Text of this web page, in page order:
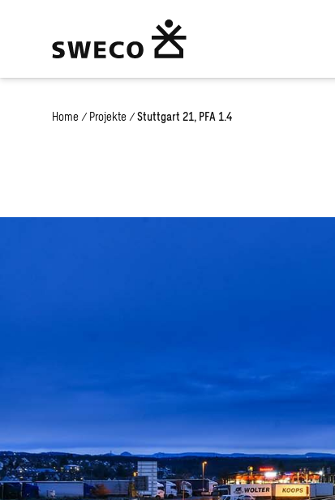
Home / Projekte / Stuttgart 21, PFA 1.4